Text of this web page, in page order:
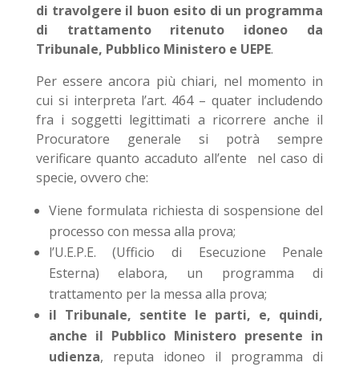
di travolgere il buon esito di un programma
di trattamento ritenuto idoneo da
Tribunale, Pubblico Ministero e UEPE.
Per essere ancora più chiari, nel momento in
cui si interpreta l’art. 464 – quater includendo
fra i soggetti legittimati a ricorrere anche il
Procuratore generale si potrà sempre
verificare quanto accaduto all’ente nel caso di
specie, ovvero che:
Viene formulata richiesta di sospensione del
processo con messa alla prova;
l’U.E.P.E. (Ufficio di Esecuzione Penale
Esterna) elabora, un programma di
trattamento per la messa alla prova;
il Tribunale, sentite le parti, e, quindi,
anche il Pubblico Ministero presente in
udienza, reputa idoneo il programma di